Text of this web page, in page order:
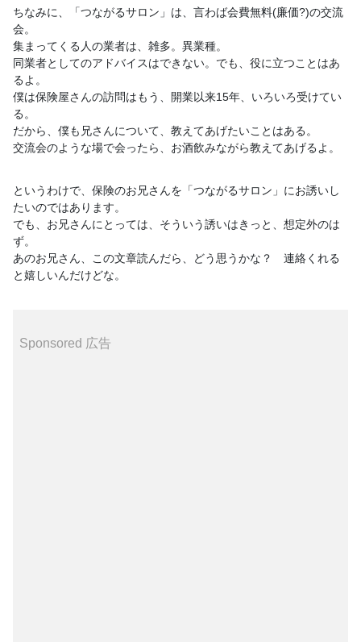
ちなみに、「つながるサロン」は、言わば会費無料(廉価?)の交流
会。
集まってくる人の業者は、雑多。異業種。
同業者としてのアドバイスはできない。でも、役に立つことはあ
るよ。
僕は保険屋さんの訪問はもう、開業以来15年、いろいろ受けてい
る。
だから、僕も兄さんについて、教えてあげたいことはある。
交流会のような場で会ったら、お酒飲みながら教えてあげるよ。
というわけで、保険のお兄さんを「つながるサロン」にお誘いし
たいのではあります。
でも、お兄さんにとっては、そういう誘いはきっと、想定外のは
ず。
あのお兄さん、この文章読んだら、どう思うかな？ 連絡くれる
と嬉しいんだけどな。
Sponsored 広告